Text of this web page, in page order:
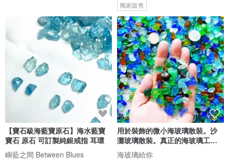
獨家販售
【寶石級海藍寶原石】海水藍寶
寶石 原石 可訂製純銀戒指 耳環
嶼藍之間 Between Blues
用於裝飾的微小海玻璃散裝。沙
灘玻璃散裝。真正的海玻璃工藝
品質
海玻璃給你